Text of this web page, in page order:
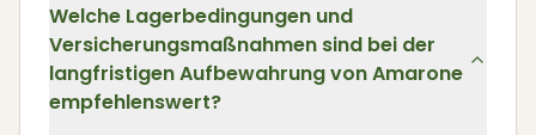
Welche Lagerbedingungen und
Versicherungsmaßnahmen sind bei der
langfristigen Aufbewahrung von Amarone
empfehlenswert?